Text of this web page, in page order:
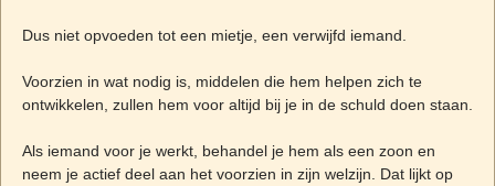
Dus niet opvoeden tot een mietje, een verwijfd iemand.
Voorzien in wat nodig is, middelen die hem helpen zich te
ontwikkelen, zullen hem voor altijd bij je in de schuld doen staan.
Als iemand voor je werkt, behandel je hem als een zoon en
neem je actief deel aan het voorzien in zijn welzijn. Dat lijkt op